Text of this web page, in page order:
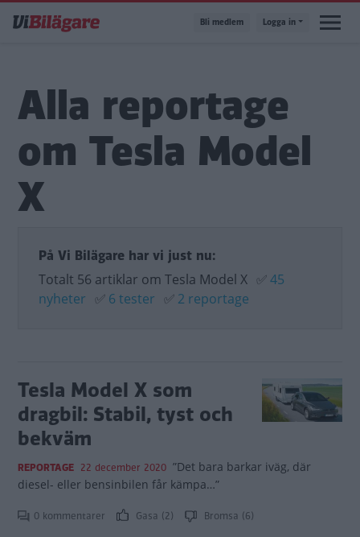
till
Bli medlem Logga in
Alla reportage
om Tesla Model
X
På Vi Bilägare har vi just nu:
Totalt 56 artiklar om Tesla Model X ✅45
nyheter ✅ 6 tester ✅ 2 reportage
Tesla Model X som
dragbil: Stabil, tyst och
bekväm
REPORTAGE 22 december 2020 ”Det bara barkar iväg, där
diesel- eller bensinbilen får kämpa…”
0 kommentarer Gasa (2) Bromsa (6)